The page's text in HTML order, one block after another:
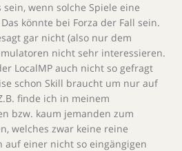
wenn solche Spiele eine
könnte bei Forza der Fall sein.
gar nicht (also nur dem
nicht sehr interessieren.
LocalMP auch nicht so gefragt
schon Skill braucht um nur auf
finde ich in meinem
bzw. kaum jemanden zum
welches zwar keine reine
auf einer nicht so eingängigen